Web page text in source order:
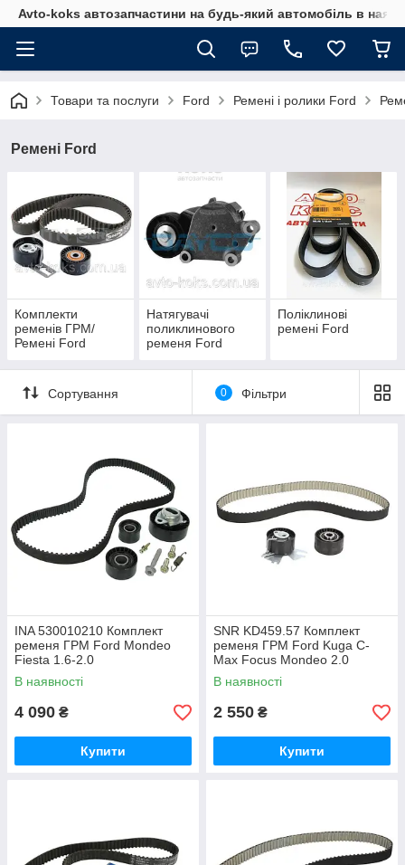
Avto-koks автозапчастини на будь-який автомобіль в
Товари та послуги Ford Ремені і ролики Ford
Ремені Ford
Комплекти
ременів ГРМ/
Ремені Ford
Натягувачі
поликлинового
ременя Ford
Поліклинові
ремені Ford
Сортування 0 Фільтри
INA 530010210 Комплект
ременя ГРМ Ford Mondeo
Fiesta 1.6-2.0
В наявності
4 090 ₴
Купити
SNR KD459.57 Комплект
ременя ГРМ Ford Kuga C-
Max Focus Mondeo 2.0
В наявності
2 550 ₴
Купити